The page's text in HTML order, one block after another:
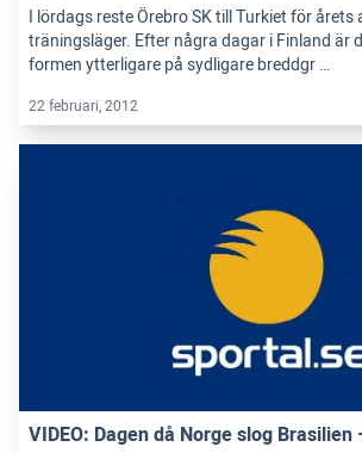
I lördags reste Örebro SK till Turkiet för årets
träningsläger. Efter några dagar i Finland är
formen ytterligare på sydligare breddgr …
22 februari, 2012
VIDEO: Dagen då Norge slog